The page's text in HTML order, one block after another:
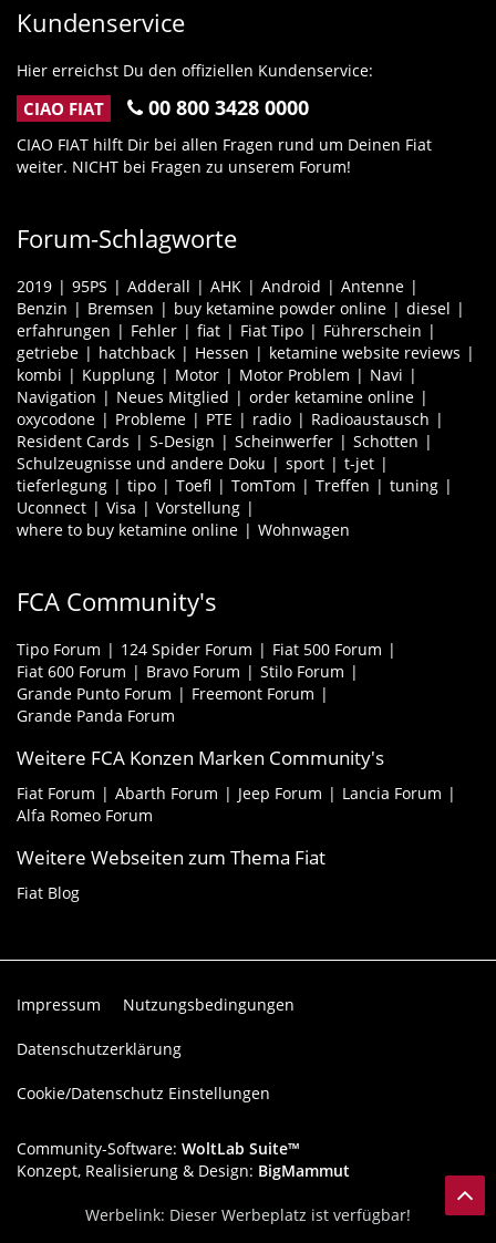
Kundenservice
Hier erreichst Du den offiziellen Kundenservice:
CIAO FIAT 00 800 3428 0000
CIAO FIAT hilft Dir bei allen Fragen rund um Deinen Fiat
weiter. NICHT bei Fragen zu unserem Forum!
Forum-Schlagworte
2019 95PS Adderall AHK Android
Antenne
Benzin
Bremsen buy ketamine powder online
diesel
erfahrungen
Fehler fiat Fiat Tipo
Führerschein
getriebe
hatchback Hessen
ketamine website reviews
kombi
Kupplung Motor Motor Problem
Navi
Navigation
Neues Mitglied
order ketamine online
oxycodone
Probleme PTE radio
Radioaustausch
Resident Cards
S-Design Scheinwerfer
Schotten
Schulzeugnisse und andere Doku
sport
t-jet
tieferlegung
tipo Toefl TomTom Treffen
tuning
Uconnect
Visa
Vorstellung
where to buy ketamine online
Wohnwagen
FCA Community's
Tipo Forum 124 Spider Forum
Fiat 500 Forum
Fiat 600 Forum
Bravo Forum
Stilo Forum
Grande Punto Forum
Freemont Forum
Grande Panda Forum
Weitere FCA Konzen Marken Community's
Fiat Forum Abarth Forum Jeep Forum
Lancia Forum
Alfa Romeo Forum
Weitere Webseiten zum Thema Fiat
Fiat Blog
Impressum Nutzungsbedingungen
Datenschutzerklärung
Cookie/Datenschutz Einstellungen
Community-Software: WoltLab Suite™
Konzept, Realisierung & Design: BigMammut
Werbelink: Dieser Werbeplatz ist verfügbar!